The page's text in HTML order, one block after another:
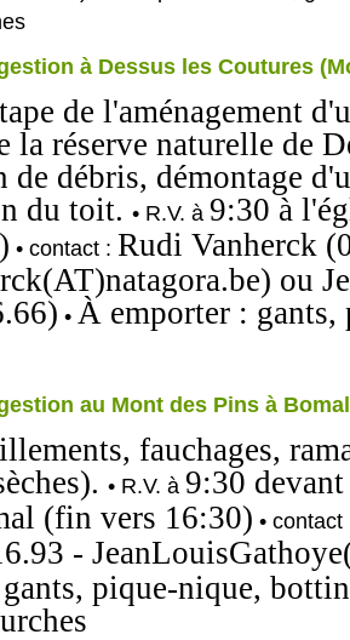
à Dessus les Coutures
de l'aménagement
la réserve naturelle de
de débris, démontage
du toit. • R.V. à 9:30 à
• contact : Rudi Vanherck
ou
• À emporter : gants,
au Mont des Pins à Bomal
fauchages,
• R.V. à 9:30
(fin vers 16:30) •
-
pique-nique,